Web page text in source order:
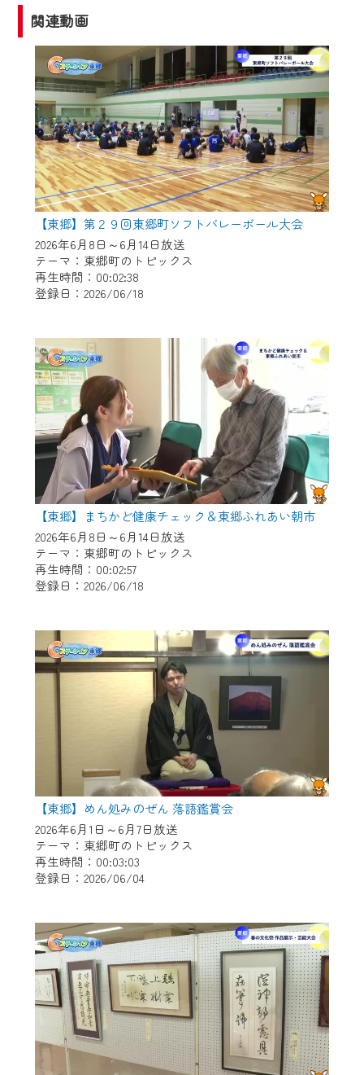
関連動画
【東郷】第２９回東郷町ソフトバレーボール大会
2026年6月8日～6月14日放送
テーマ：東郷町のトピックス
再生時間：00:02:38
登録日：2026/06/18
【東郷】まちかど健康チェック＆東郷ふれあい朝市
2026年6月8日～6月14日放送
テーマ：東郷町のトピックス
再生時間：00:02:57
登録日：2026/06/18
【東郷】めん処みのぜん 落語鑑賞会
2026年6月1日～6月7日放送
テーマ：東郷町のトピックス
再生時間：00:03:03
登録日：2026/06/04
2024年9月24日からはご加入者様へのサー
ビス向上のため、
『CCNet Web TV』を利用いただくには、
一部コンテンツを除き、
CCNetサービスへの加入と『CCNetマイ
ページ※』へのログインが必要となりま
す。
何卒、ご理解ご了承の程よろしくお願い
いたします。
※マイページへのログインには、MyIDが必
要となります。
※MyIDとは、CCNet Web TVを含むCCNetの
各種サービスをご利用頂くためのIDです。
（GmailやYahooなどのフリーメールアドレ
スでも作成可能です）
※マイページへのログイン・MyIDの新規登
録はこちらから
※CCNetアプリをご利用中の方は引き続き
ご視聴いただけます。
＜メンテナンス情報＞
CCNetWebTVのリニューアルにともないメ
ンテナンス作業を予定しています。
日時 9/24 9:30～16:30
作業の間は、CCNetWebTVの画面が「メン
テナンス中」になり、ご利用いただけませ
ん。
ご不便をおかけいたしますが、ご了承の程
よろしくお願いいたします。